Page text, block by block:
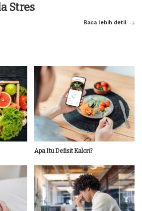
Stres
Baca lebih detil
Apa Itu Defisit Kalori?